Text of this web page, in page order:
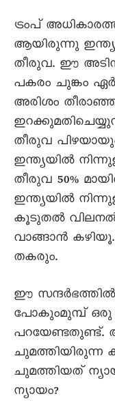
ട്രംപ്
ആയിരുന്നു
തീരുവ. ഈ
പകരം ചുങ്കം
അരിശം
തീരുവ
ഇന്ത്യയിൽ
തീരുവ 50%
ഇന്ത്യയിൽ
കൂടുതൽ
വാങ്ങാൻ
തകരും.
ഈ
പോകുംമുമ്പ് ഒരു
പറയേണ്ടതുണ്ട്.
ചുമത്തിയിരുന്ന
ചുമത്തിയത്
ന്യായം?